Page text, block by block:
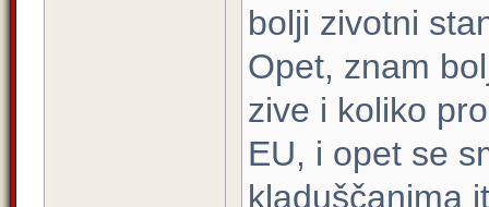
bolji zivotni
Opet, znam
zive i koliko
EU, i opet se
kladuščanima